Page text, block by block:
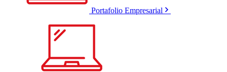
Portafolio Empresarial